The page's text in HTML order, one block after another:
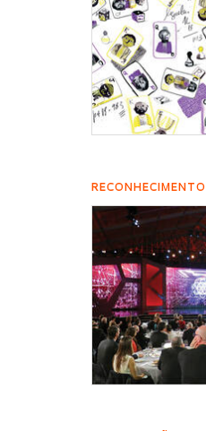
RECONHECIMENTO